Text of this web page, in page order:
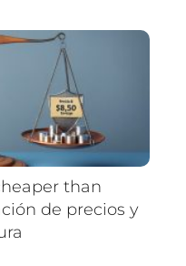
than
de precios y